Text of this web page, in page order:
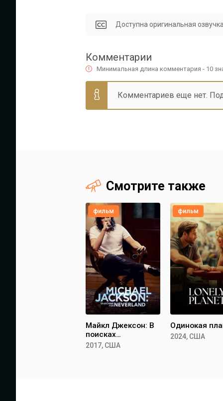
Доступна оригинальная
Комментарии
Минимальная длина комментария - 10
Комментариев еще нет.
Смотрите также
фильм
Майкл Джексон: В
поисках
Неверленда
2017, США
фильм
Одинокая
2024, США